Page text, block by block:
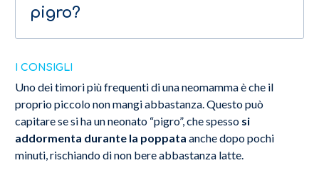
pigro?
I CONSIGLI
Uno dei timori più frequenti di una neomamma è che il
proprio piccolo non mangi abbastanza. Questo può
capitare se si ha un neonato “pigro”, che spesso si
addormenta durante la poppata anche dopo pochi
minuti, rischiando di non bere abbastanza latte.